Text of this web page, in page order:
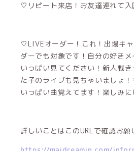
♡リピート来店！お友達連れて入
♡LIVEオーダー！これ！出場キ
ダーでも対象です！自分の好き
いっぱい見てください！新人戦
た子のライブも見ちゃいましょ
いっぱい曲覚えてます！楽しみに
詳しいことはこのURLで確認お願